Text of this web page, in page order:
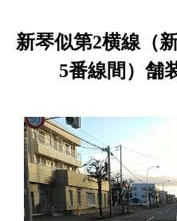
新琴似第2横線（
5番線間）舗